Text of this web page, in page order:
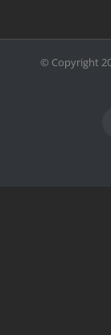
© Copyright